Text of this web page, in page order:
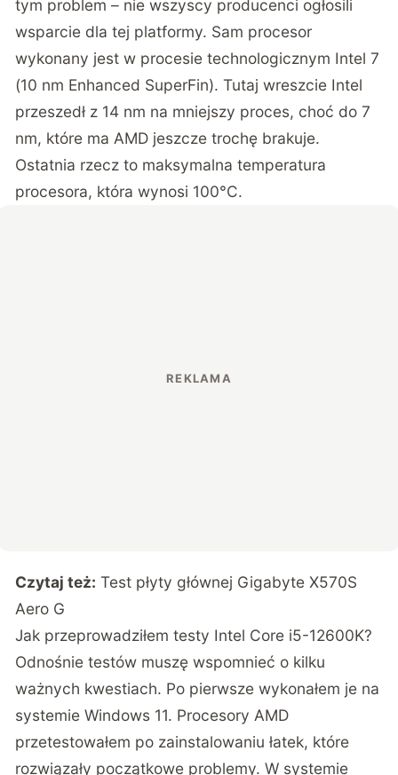
tym problem – nie wszyscy producenci ogłosili
wsparcie dla tej platformy. Sam procesor
wykonany jest w procesie technologicznym Intel 7
(10 nm Enhanced SuperFin). Tutaj wreszcie Intel
przeszedł z 14 nm na mniejszy proces, choć do 7
nm, które ma AMD jeszcze trochę brakuje.
Ostatnia rzecz to maksymalna temperatura
procesora, która wynosi 100°C.
Czytaj też: Test płyty głównej Gigabyte X570S
Aero G
Jak przeprowadziłem testy Intel Core i5-12600K?
Odnośnie testów muszę wspomnieć o kilku
ważnych kwestiach. Po pierwsze wykonałem je na
systemie Windows 11. Procesory AMD
przetestowałem po zainstalowaniułatek, które
rozwiązały początkowe problemy. W systemie